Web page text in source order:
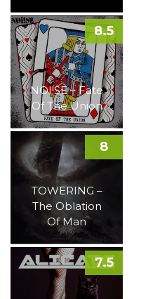
NOI!SE – Fate
Of The Union
8.5
TOWERING –
The Oblation
Of Man
8
7.5